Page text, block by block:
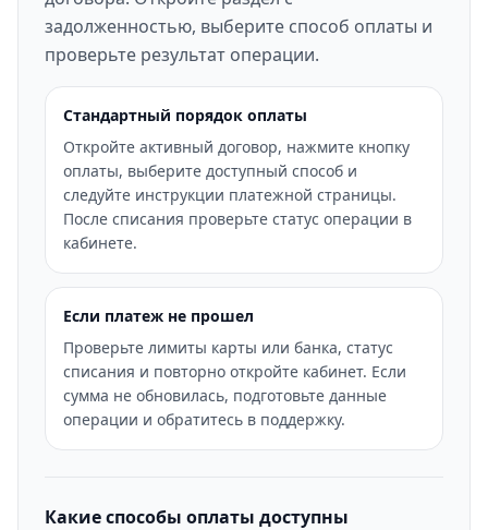
задолженностью, выберите способ оплаты и
проверьте результат операции.
Стандартный порядок оплаты
Откройте активный договор, нажмите кнопку
оплаты, выберите доступный способ и
следуйте инструкции платежной страницы.
После списания проверьте статус операции в
кабинете.
Если платеж не прошел
Проверьте лимиты карты или банка, статус
списания и повторно откройте кабинет. Если
сумма не обновилась, подготовьте данные
операции и обратитесь в поддержку.
Какие способы оплаты доступны